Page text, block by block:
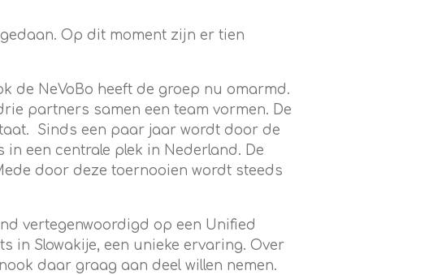
Op dit moment zijn er tien
de NeVoBo heeft de groep nu omarmd.
partners samen een team vormen. De
Sinds een paar jaar wordt door de
in een centrale plek in Nederland. De
door deze toernooien wordt steeds
vertegenwoordigd op een Unified
in Slowakije, een unieke ervaring. Over
ook daar graag aan deel willen nemen.